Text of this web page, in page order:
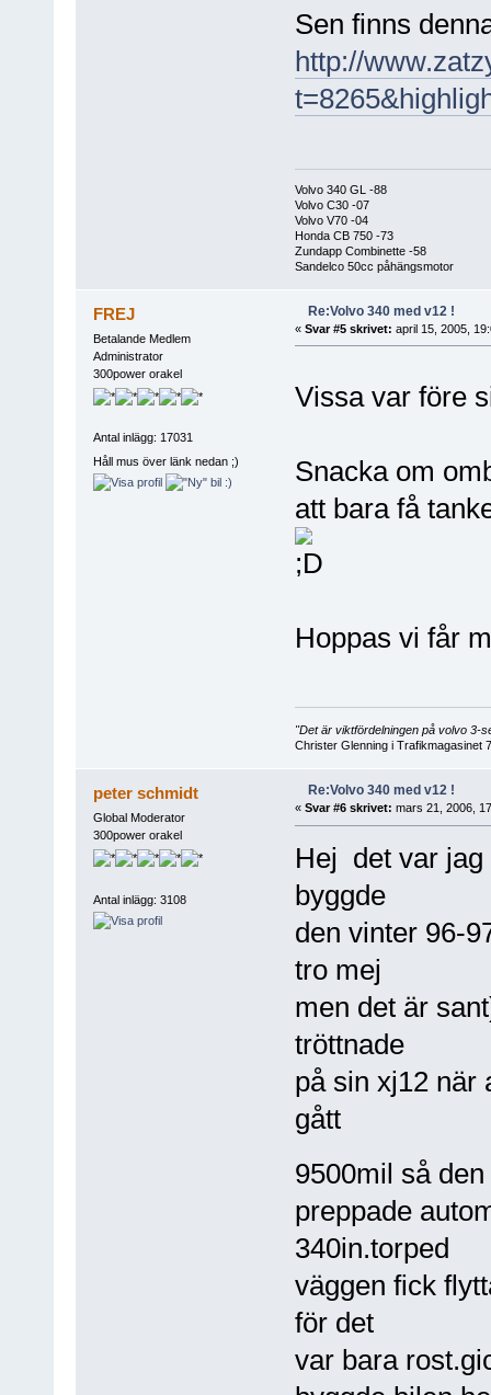
Sen finns
http://
Volvo 340 GL -88
Volvo C30 -07
Volvo V70 -04
Honda CB 750 -73
Zundapp Combinette -58
Sandelco 50cc påhängsmotor
FREJ
Betalande Medlem
Administrator
300power orakel
Antal inlägg: 17031
Håll mus över länk nedan ;)
Re:Volvo 340 med v12 !
« Svar #5 skrivet: april 15, 2005,
Vissa var före
Snacka om
att bara få
Hoppas vi får
"Det är viktfördelningen på volvo 3-
Christer Glenning i Trafikmagasinet
peter schmidt
Global Moderator
300power orakel
Antal inlägg: 3108
Re:Volvo 340 med v12 !
« Svar #6 skrivet: mars 21, 2006,
Hej det var jag
byggde
den vinter 96-
tro mej
men det är
tröttnade
på sin xj12 när
gått
9500mil så
preppade
340in.torped
väggen fick
för det
var bara